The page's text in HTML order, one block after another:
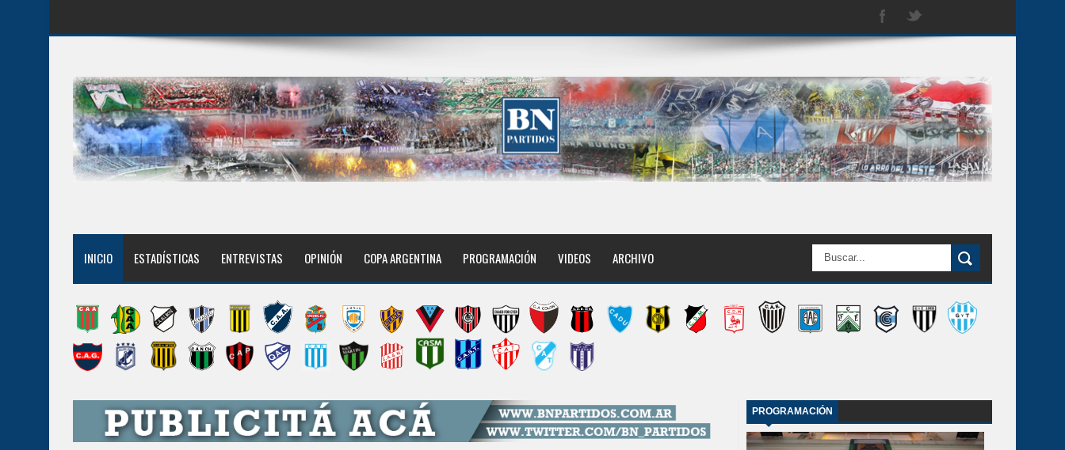
INICIO ESTADÍSTICAS ENTREVISTAS OPINIÓN COPA ARGENTINA PROGRAMACIÓN VIDEOS ARCHIVO
PROGRAMACIÓN